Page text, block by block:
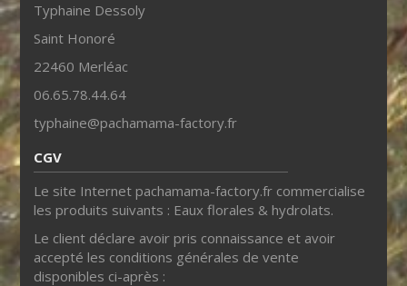
Typhaine Dessoly
Saint Honoré
22460 Merléac
06.65.78.44.64
typhaine@pachamama-factory.fr
CGV
Le site Internet pachamama-factory.fr commercialise
les produits suivants : Eaux florales & hydrolats.
Le client déclare avoir pris connaissance et avoir
accepté les conditions générales de vente
disponibles ci-après :